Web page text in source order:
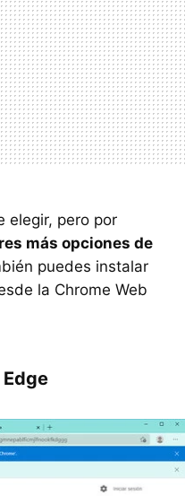
elegir, pero por
más opciones de
puedes instalar
la Chrome Web